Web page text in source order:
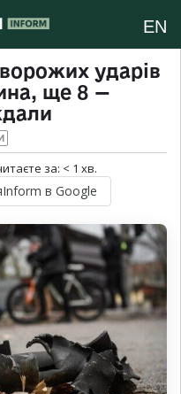
EN
ударів
ще 8 —
за: < 1 хв.
в Google